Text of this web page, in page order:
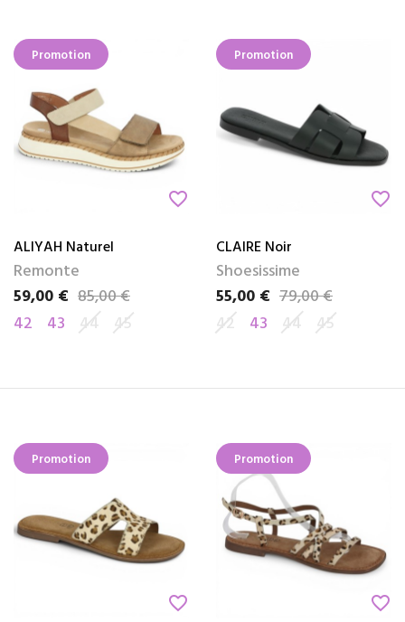
Promotion
favorite_border
ALIYAH Naturel
Remonte
Prix
59,00 €
Prix de base85,00 €
42
43 44 45
Promotion
favorite_border
CLAIRE Noir
Shoesissime
Prix
55,00 €
Prix de base79,00 €
42
43 44 45
Promotion
favorite_border
Promotion
favorite_border